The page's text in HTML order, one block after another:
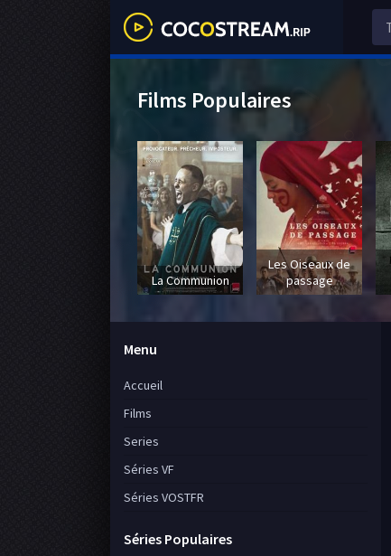
Menu
Accueil
Films
Series
Séries VF
Séries VOSTFR
Séries Populaires
Films Populaires
La Communion
Les Oiseaux de
passage